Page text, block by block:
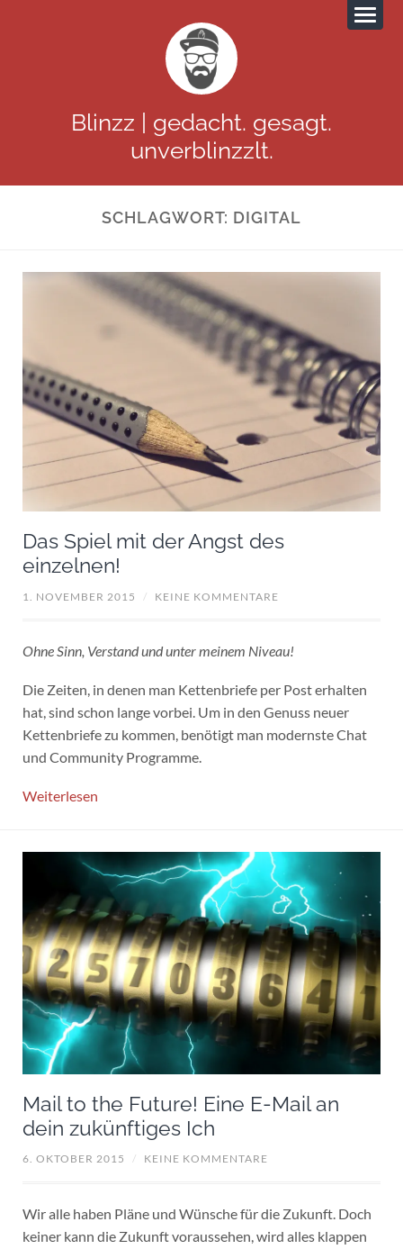
Blinzz | gedacht. gesagt.
unverblinzzlt.
SCHLAGWORT: DIGITAL
Das Spiel mit der Angst des
einzelnen!
1. NOVEMBER 2015 / KEINE KOMMENTARE
OhneSinn, Verstand und unter meinem Niveau!
Die Zeiten, in denen man Kettenbriefe per Post erhalten
hat, sind schon lange vorbei. Um in den Genuss neuer
Kettenbriefe zu kommen, benötigt man modernste Chat
und Community Programme.
Weiterlesen
Mail to the Future! Eine E-Mail an
dein zukünftiges Ich
6. OKTOBER 2015 / KEINE KOMMENTARE
Wir alle haben Pläne und Wünsche für die Zukunft. Doch
keiner kann die Zukunft voraussehen, wird alles klappen